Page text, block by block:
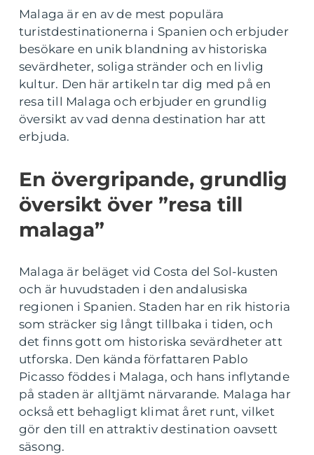
Malaga är en av de mest populära
turistdestinationerna i Spanien och erbjuder
besökare en unik blandning av historiska
sevärdheter, soliga stränder och en livlig
kultur. Den här artikeln tar dig med på en
resa till Malaga och erbjuder en grundlig
översikt av vad denna destination har att
erbjuda.
En övergripande, grundlig
översikt över ”resa till
malaga”
Malaga är beläget vid Costa del Sol-kusten
och är huvudstaden i den andalusiska
regionen i Spanien. Staden har en rik historia
som sträcker sig långt tillbaka i tiden, och
det finns gott om historiska sevärdheter att
utforska. Den kända författaren Pablo
Picasso föddes i Malaga, och hans inflytande
på staden är alltjämt närvarande. Malaga har
också ett behagligt klimat året runt, vilket
gör den till en attraktiv destination oavsett
säsong.